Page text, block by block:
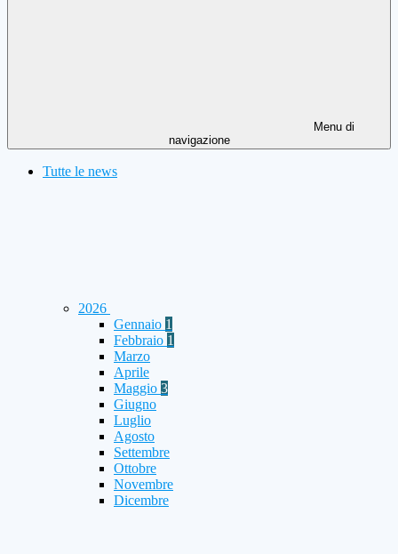
Menu di
navigazione
Tutte le news
2026
Gennaio 1
Febbraio 1
Marzo
Aprile
Maggio 3
Giugno
Luglio
Agosto
Settembre
Ottobre
Novembre
Dicembre